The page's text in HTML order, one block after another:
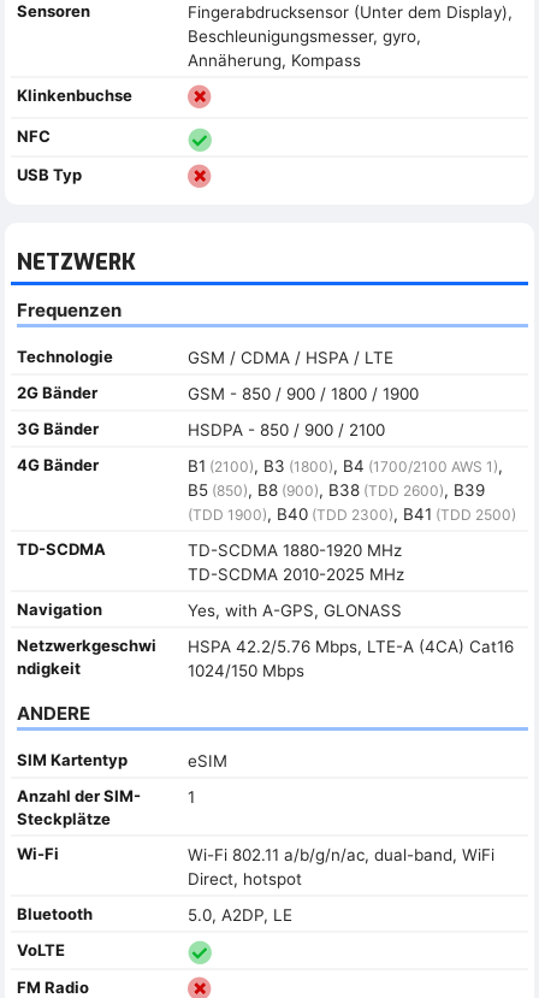
Sensoren
Fingerabdrucksensor (Unter dem Display),
Beschleunigungsmesser, gyro,
Annäherung, Kompass
Klinkenbuchse
NFC
USB Typ
NETZWERK
Frequenzen
Technologie
GSM / CDMA / HSPA / LTE
2G Bänder
GSM - 850 / 900 / 1800 / 1900
3G Bänder
HSDPA - 850 / 900 / 2100
4G Bänder
B1 (2100), B3 (1800), B4 (1700/2100 AWS 1),
B5(850), B8(900), B38(TDD 2600), B39
(TDD 1900), B40(TDD 2300), B41 (TDD 2500)
TD-SCDMA
TD-SCDMA 1880-1920 MHz
TD-SCDMA 2010-2025 MHz
Navigation
Yes, with A-GPS, GLONASS
Netzwerkgeschwi
ndigkeit
HSPA 42.2/5.76 Mbps, LTE-A (4CA) Cat16
1024/150 Mbps
ANDERE
SIM Kartentyp
eSIM
Anzahl der SIM-
Steckplätze
1
Wi-Fi
Wi-Fi 802.11 a/b/g/n/ac, dual-band, WiFi
Direct, hotspot
Bluetooth
5.0, A2DP, LE
VoLTE
FM Radio